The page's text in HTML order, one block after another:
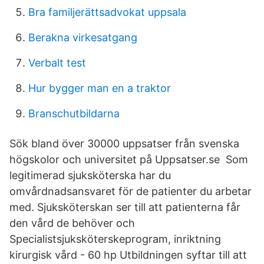
Bra familjerättsadvokat uppsala
Berakna virkesatgang
Verbalt test
Hur bygger man en a traktor
Branschutbildarna
Sök bland över 30000 uppsatser från svenska
högskolor och universitet på Uppsatser.se Som
legitimerad sjuksköterska har du
omvårdnadsansvaret för de patienter du arbetar
med. Sjuksköterskan ser till att patienterna får
den vård de behöver och
Specialistsjuksköterskeprogram, inriktning
kirurgisk vård - 60 hp Utbildningen syftar till att